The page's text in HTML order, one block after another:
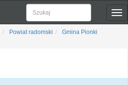
Powiat radomski
Gmina Pionki